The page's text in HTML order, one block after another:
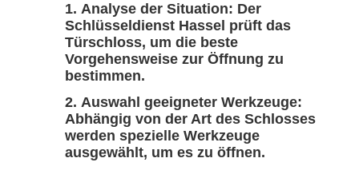
Analyse der Situation: Der
Schlüsseldienst Hassel prüft das
Türschloss, um die beste
Vorgehensweise zur Öffnung zu
bestimmen.
Auswahl geeigneter Werkzeuge:
Abhängig von der Art des Schlosses
werden spezielle Werkzeuge
ausgewählt, um es zu öffnen.